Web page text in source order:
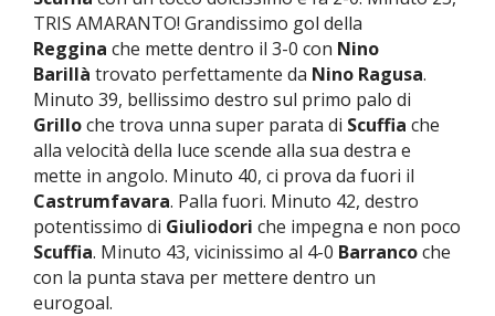
TRIS AMARANTO! Grandissimo gol della
Reggina che mette dentro il 3-0 con Nino
Barillà trovato perfettamente da Nino Ragusa.
Minuto 39, bellissimo destro sul primo palo di
Grilloche trova unna super parata di Scuffia che
alla velocità della luce scende alla sua destra e
mette in angolo. Minuto 40, ci prova da fuori il
Castrumfavara. Palla fuori. Minuto 42, destro
potentissimo di Giuliodori che impegna e non poco
Scuffia. Minuto 43, vicinissimo al 4-0 Barrancoche
con la punta stava per mettere dentro un
eurogoal.